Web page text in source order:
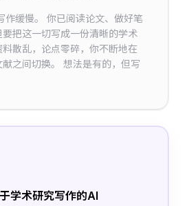
作缓慢。 你已阅读论文、做好笔
把这一切写成一份清晰的学术
散乱，论点零碎，你不断地在
之间切换。 想法是有的，但写
学术研究写作的AI